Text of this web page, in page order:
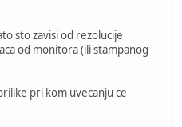
sto zavisi od rezolucije
od monitora (ili stampanog
pri kom uvecanju ce